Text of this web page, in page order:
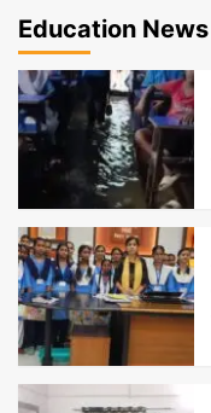
Education News